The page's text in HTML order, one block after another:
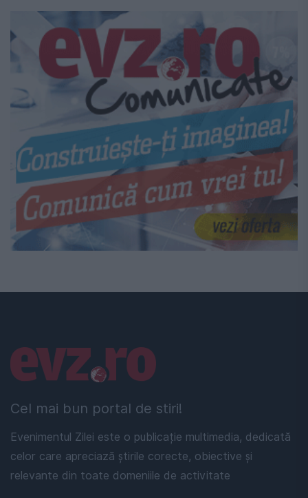
Cel mai bun portal de stiri!
Evenimentul Zilei este o publicație multimedia, dedicată
celor care apreciază știrile corecte, obiective și
relevante din toate domeniile de activitate
Linkuri utile